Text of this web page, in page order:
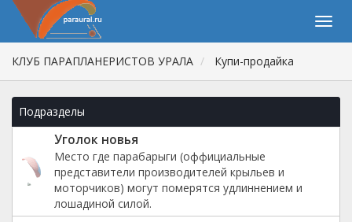
КЛУБ ПАРАПЛАНЕРИСТОВ УРАЛА Купи-продайка
Подразделы
Уголок новья
Место где парабарыги (оффициальные
представители производителей крыльев и
моторчиков) могут померятся удлиннением и
лошадиной силой.